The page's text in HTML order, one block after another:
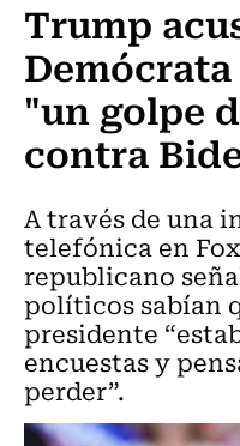
Trump
"un golpe
contra
A través de una
telefónica en
republicano
políticos sabían
presidente
encuestas y
perder”.